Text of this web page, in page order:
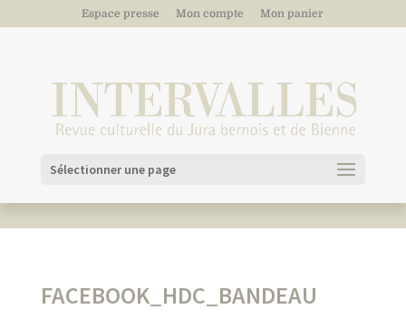
Espace presse Mon compte Mon panier
Sélectionner une page
FACEBOOK_HDC_BANDEAU